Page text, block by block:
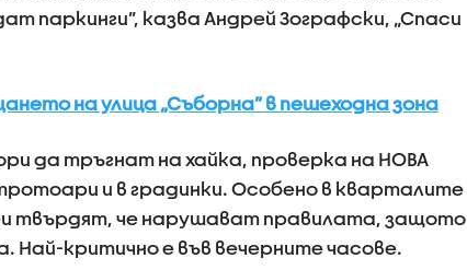
паркинги”, казва Андрей Зографски, „Спаси
на улица „Съборна” в пешеходна зона
да тръгнат на хайка, проверка на НОВА
и в градинки. Особено в кварталите
твърдят, че нарушават правилата, защото
критично е във вечерните часове.